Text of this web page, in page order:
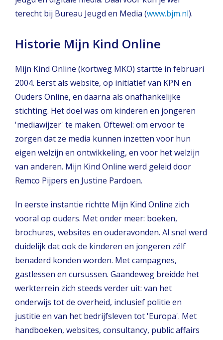
terecht bij Bureau Jeugd en Media (www.bjm.nl).
Historie Mijn Kind Online
Mijn Kind Online (kortweg MKO) startte in februari
2004. Eerst als website, op initiatief van KPN en
Ouders Online, en daarna als onafhankelijke
stichting. Het doel was om kinderen en jongeren
'mediawijzer' te maken. Oftewel: om ervoor te
zorgen dat ze media kunnen inzetten voor hun
eigen welzijn en ontwikkeling, en voor het welzijn
van anderen. Mijn Kind Online werd geleid door
Remco Pijpers en Justine Pardoen.
In eerste instantie richtte Mijn Kind Online zich
vooral op ouders. Met onder meer: boeken,
brochures, websites en ouderavonden. Al snel werd
duidelijk dat ook de kinderen en jongeren zélf
benaderd konden worden. Met campagnes,
gastlessen en cursussen. Gaandeweg breidde het
werkterrein zich steeds verder uit: van het
onderwijs tot de overheid, inclusief politie en
justitie en van het bedrijfsleven tot 'Europa'. Met
handboeken, websites, consultancy, public affairs